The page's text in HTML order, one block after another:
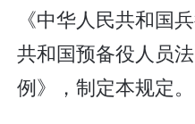
《中华人民共和国
共和国预备役人员
例》，制定本规定。